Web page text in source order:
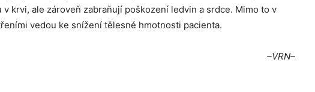
krvi, ale zároveň zabraňují poškození ledvin a srdce. Mimo to v
vedou ke snížení tělesné hmotnosti pacienta.
–VRN–